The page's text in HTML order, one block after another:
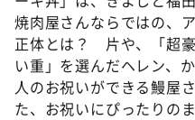
焼肉屋さんならではの、
正体とは？ 片や、「超
い重」を選んだヘレン、
人のお祝いができる鰻屋
た、お祝いにぴったりの